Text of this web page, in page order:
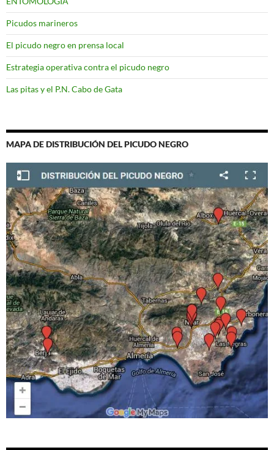
Picudos marineros
El picudo negro en prensa local
Estrategia operativa contra el picudo negro
Las pitas y el P.N. Cabo de Gata
MAPA DE DISTRIBUCIÓN DEL PICUDO NEGRO